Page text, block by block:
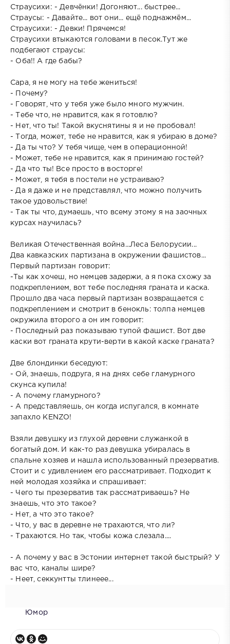
Страусихи: - Девчёнки! Догоняют... быстрее...
Страусы: - Давайте... вот они... ещё поднажмём...
Страусихи: - Девки! Прячемся!
Страусихи втыкаются головами в песок.Тут же
подбегают страусы:
- Оба!! А где бабы?
Сара, я не могу на тебе жениться!
- Почему?
- Говорят, что у тебя уже было много мужчин.
- Тебе что, не нравится, как я готовлю?
- Нет, что ты! Такой вкуснятины я и не пробовал!
- Тогда, может, тебе не нравится, как я убираю в доме?
- Да ты что? У тебя чище, чем в операционной!
- Может, тебе не нравится, как я принимаю гостей?
- Да что ты! Все просто в восторге!
- Может, я тебя в постели не устраиваю?
- Да я даже и не представлял, что можно получить
такое удовольствие!
- Так ты что, думаешь, что всему этому я на заочных
курсах научилась?
Великая Отечественная война...Леса Белорусии...
Два кавказских партизана в окружении фашистов...
Первый партизан говорит:
-Ты как хочеш, но немцев задержи, а я пока схожу за
подкреплением, вот тебе последняя граната и каска.
Прошло два часа первый партизан возвращается с
подкреплением и смотрит в бенокль: толпа немцев
окружила второго а он им говорит:
- Последный раз показываю тупой фашист. Вот две
каски вот граната крути-верти в какой каске граната?
Две блондинки беседуют:
- Ой, знаешь, подруга, я на днях себе гламурного
скунса купила!
- А почему гламурного?
- А представляешь, он когда испугался, в комнате
запахло KENZO!
Взяли девушку из глухой деревни служанкой в
богатый дом. И как-то раз девушка убиралась в
спальне хозяев и нашла использованный презерватив.
Стоит и с удивлением его рассматривает. Подходит к
ней молодая хозяйка и спрашивает:
- Чего ты презерватив так рассматриваешь? Не
знаешь, что это такое?
- Нет, а что это такое?
- Что, у вас в деревне не трахаются, что ли?
- Трахаются. Но так, чтобы кожа слезала....
- А почему у вас в Эстонии интернет такой быстрый? У
вас что, каналы шире?
- Неет, секкунтты тлинеее...
Юмор